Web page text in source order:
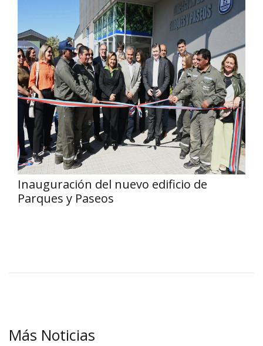
Inauguración del nuevo edificio de
Parques y Paseos
Más Noticias